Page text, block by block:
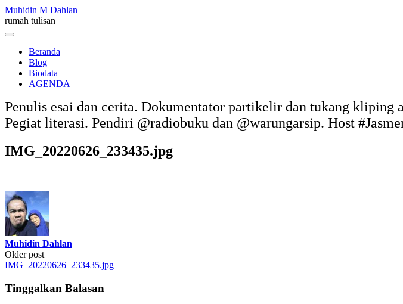
Skip
to
content
Muhidin M Dahlan
rumah tulisan
Menu
Beranda
Blog
Biodata
AGENDA
Penulis esai dan cerita. Dokumentator partikelir dan tukang kliping
Pegiat literasi. Pendiri @radiobuku dan @warungarsip. Host
IMG_20220626_233435.jpg
Muhidin Dahlan
Post
navigation
Older post
IMG_20220626_233435.jpg
Tinggalkan Balasan